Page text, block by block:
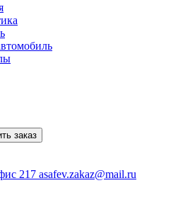
заказ
217 asafev.zakaz@mail.ru